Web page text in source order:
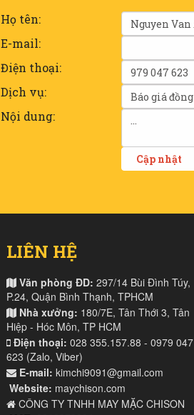
Họ tên:
E-mail:
Điện thoại:
Dịch vụ:
Nội dung:
LIÊN HỆ
Văn phòng ĐD: 297/14 Bùi Đình Túy,
P.24, Quận Bình Thạnh, TPHCM
Nhà xưởng: 180/7E, Tân Thới 3, Tân
Hiệp - Hóc Môn, TP HCM
Điện thoại: 028 355.157.88 - 0979 047
623 (Zalo, Viber)
E-mail: kimchi9091@gmail.com
Website: maychison.com
CÔNG TY TNHH MAY MẶC CHISON